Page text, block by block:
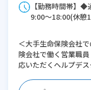
【勤務時間帯】
9:00〜18:00(休憩
＜大手生命保険会社
険会社で働く営業職
応いただくヘルプデ